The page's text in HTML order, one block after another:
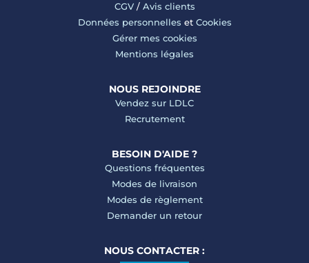
CGV/ Avis clients
Données personnelles et Cookies
Gérer mes cookies
Mentions légales
NOUS REJOINDRE
Vendez sur LDLC
Recrutement
BESOIN D'AIDE ?
Questions fréquentes
Modes de livraison
Modes de règlement
Demander un retour
NOUS CONTACTER :